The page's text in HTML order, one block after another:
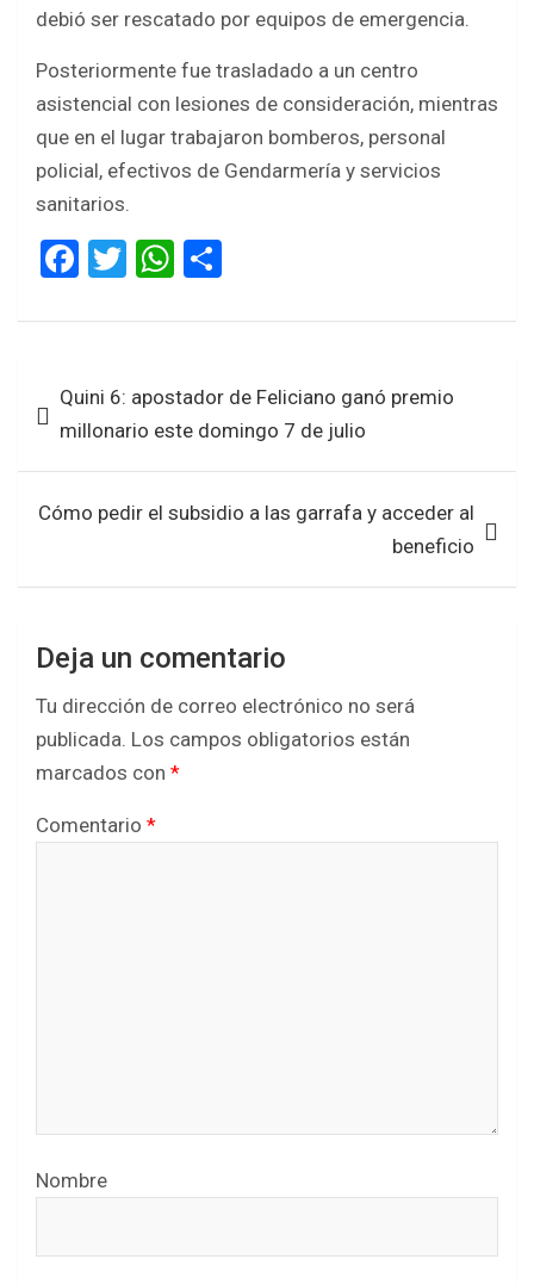
debió ser rescatado por equipos de emergencia.
Posteriormente fue trasladado a un centro
asistencial con lesiones de consideración, mientras
que en el lugar trabajaron bomberos, personal
policial, efectivos de Gendarmería y servicios
sanitarios.
F
ce
o
o
k
T
tt
W
at
A
p
p
ar
de Quini 6: apostador de Feliciano ganó premio
millonario este domingo 7 de julio
Cómo pedir el subsidio a las garrafa y acceder al
beneficio
Deja un comentario
Tu dirección de correo electrónico no será
publicada. Los campos obligatorios están
marcados con *
Comentario *
Nombre